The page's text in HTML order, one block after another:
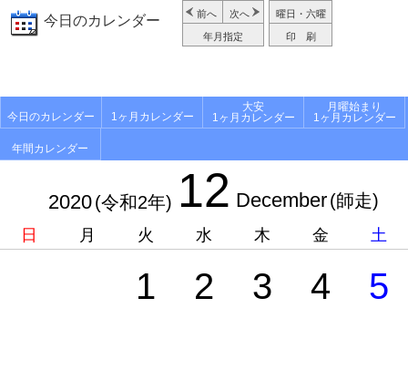
今日のカレンダー 前へ 次へ
年月指定
曜日・六曜
印 刷
今日のカレンダー 1ヶ月カレンダー
大安
1ヶ月カレンダー
月曜始まり
1ヶ月カレンダー
年間カレンダー
2020(令和2年) 12 December(師走)
日 月 火 水 木 金 土
1 2 3 4 5